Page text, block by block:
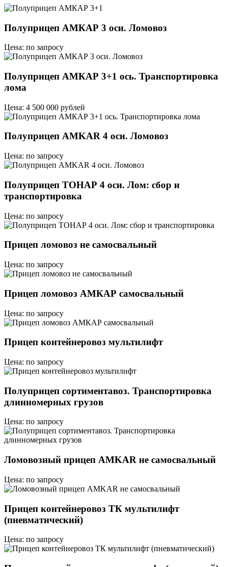
Полуприцеп АМКАР 3 оси. Ломовоз
Цена: по запросу
Полуприцеп АМКАР 3+1 ось. Транспортировка
лома
Цена: 4 500 000 рублей
Полуприцеп AMKAR 4 оси. Ломовоз
Цена: по запросу
Полуприцеп ТОНАР 4 оси. Лом: сбор и
транспортировка
Цена: по запросу
Прицеп ломовоз не самосвальный
Цена: по запросу
Прицеп ломовоз АМКАР самосвальный
Цена: по запросу
Прицеп контейнеровоз мультилифт
Цена: по запросу
Полуприцеп сортиментавоз. Транспортировка
длинномерных грузов
Цена: по запросу
Ломовозный прицеп AMKAR не самосвальный
Цена: по запросу
Прицеп контейнеровоз ТК мультилифт
(пневматический)
Цена: по запросу